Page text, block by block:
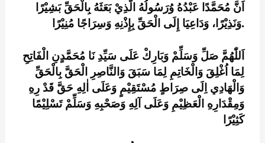
اَنَّ مُحَمَّدًا عَبْدُهُ وُرَسُولُهُ الَّذِيْ بَعَثَهُ بِالْحَقِّ بَشِيْرًا
وَنَذِيْرًا، وَدَاعِيَا إِلَى الْحَقِّ بِإِذْنِهِ وَسِرَاجًا مُنِيْرًا.
اَللّٰهُمَّ صَلِّ وَسَلِّمْ وَبَارِكْ عَلَى سَيِّدِ نَا مُحَمَّدٍنِ الْفَاتِحِ
لِمَا اُغْلِقَ وَالْخَاتِمِ لِمَا سَبَقَ وَالنَّاصِرِ الْحَقَّ بِالْحَقِّ
وَالْهَادِي اِلَى صِرَاطٍ مُسْتَقِيْمٍ وَعَلَى اٰلِهِ حَقَّ قَدْ رِهِ
وَمِقْدَارِهِ الْعَظِيْمِ وَعَلَى آلِهِ وَصَحْبِهِ وَسَلِّمْ تَسْلِيْمًا
كَثِيْرًا